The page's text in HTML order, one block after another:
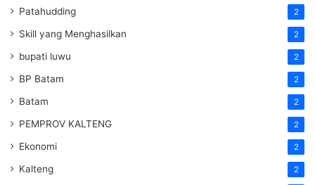
Patahudding 2
Skill yang Menghasilkan 2
bupati luwu 2
BP Batam 2
Batam 2
PEMPROV KALTENG 2
Ekonomi 2
Kalteng 2